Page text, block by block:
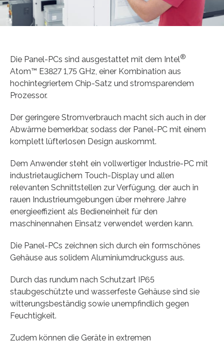
Die Panel-PCs sind ausgestattet mit dem Intel®
Atom™ E3827 1,75 GHz, einer Kombination aus
hochintegriertem Chip-Satz und stromsparendem
Prozessor.
Der geringere Stromverbrauch macht sich auch in der
Abwärme bemerkbar, sodass der Panel-PC mit einem
komplett lüfterlosen Design auskommt.
Dem Anwender steht ein vollwertiger Industrie-PC mit
industrietauglichem Touch-Display und allen
relevanten Schnittstellen zur Verfügung, der auch in
rauen Industrieumgebungen über mehrere Jahre
energieeffizient als Bedieneinheit für den
maschinennahen Einsatz verwendet werden kann.
Die Panel-PCs zeichnen sich durch ein formschönes
Gehäuse aus solidem Aluminiumdruckguss aus.
Durch das rundum nach Schutzart IP65
staubgeschützte und wasserfeste Gehäuse sind sie
witterungs­beständig sowie unempfindlich gegen
Feuchtigkeit.
Zudem können die Geräte in extremen